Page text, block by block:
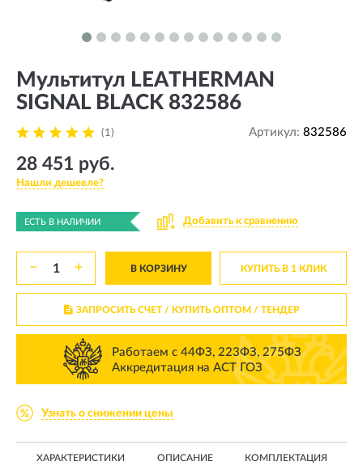
Мультитул LEATHERMAN
SIGNAL BLACK 832586
(1) Артикул: 832586
28 451 руб.
Нашли дешевле?
ЕСТЬ В НАЛИЧИИ Добавить к сравнению
− + В КОРЗИНУ КУПИТЬ В 1 КЛИК
ЗАПРОСИТЬ СЧЕТ / КУПИТЬ ОПТОМ/ ТЕНДЕР
Работаем с 44ФЗ, 223ФЗ, 275ФЗ
Аккредитация на АСТ ГОЗ
Узнать о снижении цены
ХАРАКТЕРИСТИКИ ОПИСАНИЕ КОМПЛЕКТАЦИЯ